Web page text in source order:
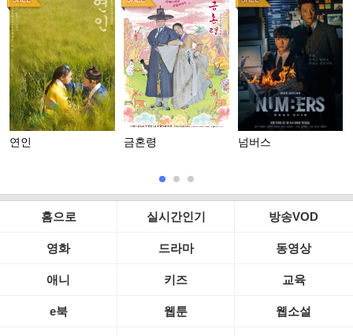
연인 금혼령 넘버스
홈으로 실시간인기 방송VOD
영화 드라마 동영상
애니 키즈 교육
e북 웹툰 웹소설